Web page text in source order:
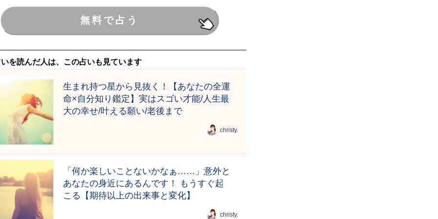
を読んだ人は、この占いも見ています
生まれ持つ星から見抜く！【あなたの全運
命×自分知り鑑定】実はスゴい才能/人生最
大の幸せ/叶える願い/老後まで
christy.
「何か楽しいことないかなぁ……」意外と
あなたの身近にあるんです！ もうすぐ起
こる【期待以上の出来事と変化】
christy.